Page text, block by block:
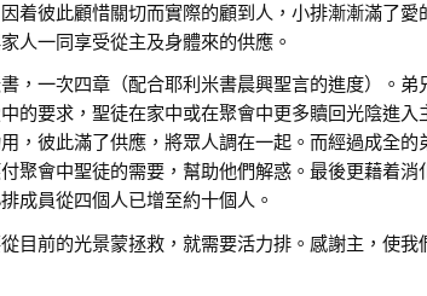
着彼此顧惜關切而實際的顧到人，小排漸漸滿了
人一同享受從主及身體來的供應。
，一次四章（配合耶利米書晨興聖言的進度）。弟
的要求，聖徒在家中或在聚會中更多贖回光陰進
，彼此滿了供應，將眾人調在一起。而經過成全
聚會中聖徒的需要，幫助他們解惑。最後更藉着
成員從四個人已增至約十個人。
目前的光景蒙拯救，就需要活力排。感謝主，使我